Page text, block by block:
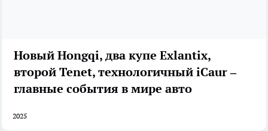
Новый Hongqi, два купе Exlantix,
второй Tenet, технологичный iCaur –
главные события в мире авто
2025